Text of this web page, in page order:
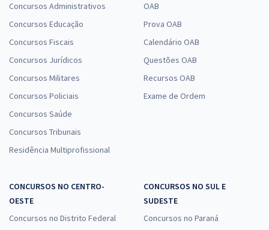
Concursos Administrativos
Concursos Educação
Concursos Fiscais
Concursos Jurídicos
Concursos Militares
Concursos Policiais
Concursos Saúde
Concursos Tribunais
Residência Multiprofissional
OAB
Prova OAB
Calendário OAB
Questões OAB
Recursos OAB
Exame de Ordem
CONCURSOS NO CENTRO-
OESTE
Concursos no Distrito Federal
CONCURSOS NO SUL E
SUDESTE
Concursos no Paraná